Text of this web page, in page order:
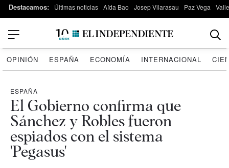
Destacamos: Últimas noticias Aída Bao Josep Vilarasau Paz Vega
OPINIÓN ESPAÑA ECONOMÍA INTERNACIONAL
ESPAÑA
El Gobierno confirma que
Sánchez y Robles fueron
espiados con el sistema
'Pegasus'